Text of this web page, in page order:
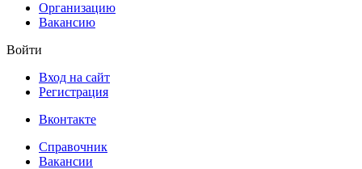
Организацию
Вакансию
Войти
Вход на сайт
Регистрация
Вконтакте
Справочник
Вакансии